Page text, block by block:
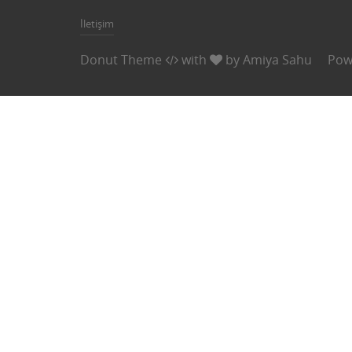
İletişim
Donut Theme with byAmiya Sahu